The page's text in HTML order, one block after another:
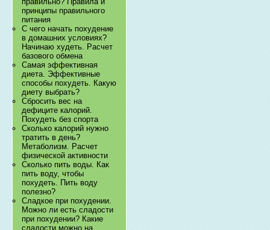
принципы правильного
питания
С чего начать похудение
в домашних условиях?
Начинаю худеть. Расчет
базового обмена
Самая эффективная
диета. Эффективные
способы похудеть. Какую
диету выбрать?
Сбросить вес на
дефиците калорий.
Похудеть без спорта
Сколько калорий нужно
тратить в день?
Метаболизм. Расчет
физической активности
Сколько пить воды. Как
пить воду, чтобы
похудеть. Пить воду
полезно?
Сладкое при похудении.
Можно ли есть сладости
при похудении? Какие
сладости можно на